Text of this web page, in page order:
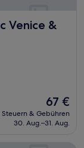
Venice &
Beach Getaway
Der
Preis
beträgt
67 €
Steuern & Gebühren
30. Aug.–31. Aug.